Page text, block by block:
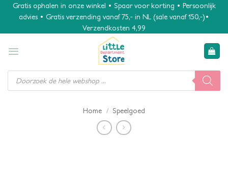
Gratis ophalen in onze winkel • Spaar voor korting • Persoonlijk
advies • Gratis verzending vanaf 75,- in NL (sale vanaf 150,-)•
Verzendkosten 4,99
Producten
zoeken
Home / Speelgoed